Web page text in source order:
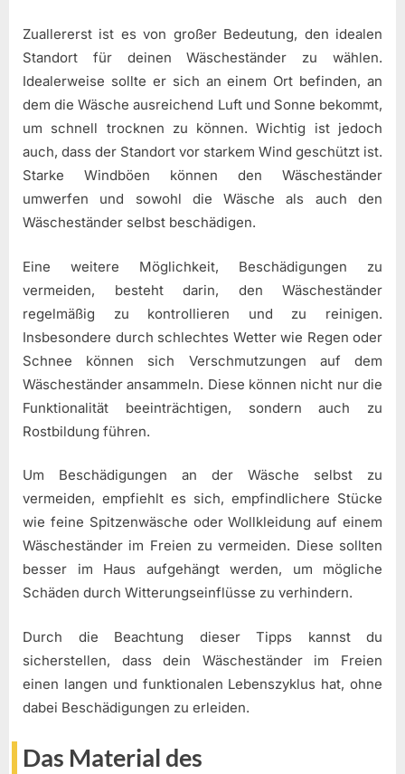
Zuallererst ist es von großer Bedeutung, den idealen
Standort für deinen Wäscheständer zu wählen.
Idealerweise sollte er sich an einem Ort befinden, an
dem die Wäsche ausreichend Luft und Sonne bekommt,
um schnell trocknen zu können. Wichtig ist jedoch
auch, dass der Standort vor starkem Wind geschützt ist.
Starke Windböen können den Wäscheständer
umwerfen und sowohl die Wäsche als auch den
Wäscheständer selbst beschädigen.
Eine weitere Möglichkeit, Beschädigungen zu
vermeiden, besteht darin, den Wäscheständer
regelmäßig zu kontrollieren und zu reinigen.
Insbesondere durch schlechtes Wetter wie Regen oder
Schnee können sich Verschmutzungen auf dem
Wäscheständer ansammeln. Diese können nicht nur die
Funktionalität beeinträchtigen, sondern auch zu
Rostbildung führen.
Um Beschädigungen an der Wäsche selbst zu
vermeiden, empfiehlt es sich, empfindlichere Stücke
wie feine Spitzenwäsche oder Wollkleidung auf einem
Wäscheständer im Freien zu vermeiden. Diese sollten
besser im Haus aufgehängt werden, um mögliche
Schäden durch Witterungseinflüsse zu verhindern.
Durch die Beachtung dieser Tipps kannst du
sicherstellen, dass dein Wäscheständer im Freien
einen langen und funktionalen Lebenszyklus hat, ohne
dabei Beschädigungen zu erleiden.
Das Material des